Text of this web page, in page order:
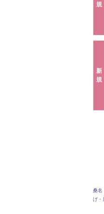
規
新
規
桑名
げ・